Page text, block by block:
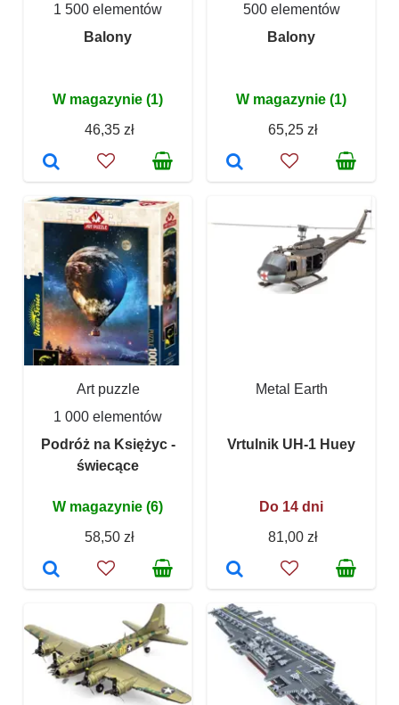
1 500 elementów
Balony
W magazynie (1)
46,35 zł
500 elementów
Balony
W magazynie (1)
65,25 zł
Art puzzle
1 000 elementów
Podróż na Księżyc -
świecące
W magazynie (6)
58,50 zł
Metal Earth
Vrtulnik UH-1 Huey
Do 14 dni
81,00 zł